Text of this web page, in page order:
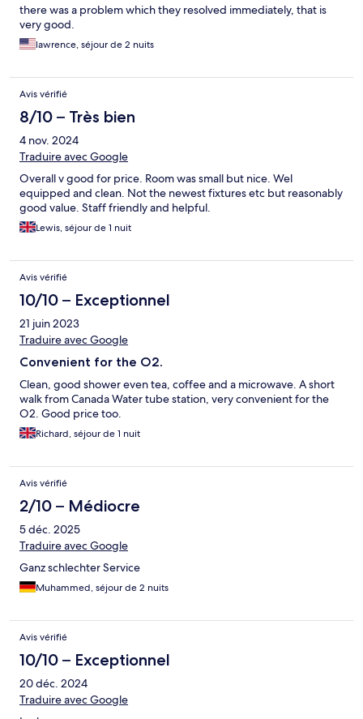
there was a problem which they resolved immediately, that is
very good.
lawrence, séjour de 2 nuits
Avis vérifié
8/10 – Très bien
4 nov. 2024
Traduire avec Google
Overall v good for price. Room was small but nice. Wel
equipped and clean. Not the newest fixtures etc but reasonably
good value. Staff friendly and helpful.
Lewis, séjour de 1 nuit
Avis vérifié
10/10 – Exceptionnel
21 juin 2023
Traduire avec Google
Convenient for the O2.
Clean, good shower even tea, coffee and a microwave. A short
walk from Canada Water tube station, very convenient for the
O2. Good price too.
Richard, séjour de 1 nuit
Avis vérifié
2/10 – Médiocre
5 déc. 2025
Traduire avec Google
Ganz schlechter Service
Muhammed, séjour de 2 nuits
Avis vérifié
10/10 – Exceptionnel
20 déc. 2024
Traduire avec Google